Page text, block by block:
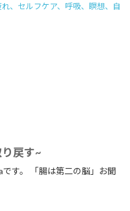
、セルフケア、呼吸、瞑想、自
り戻す~
す。 「腸は第二の脳」お聞